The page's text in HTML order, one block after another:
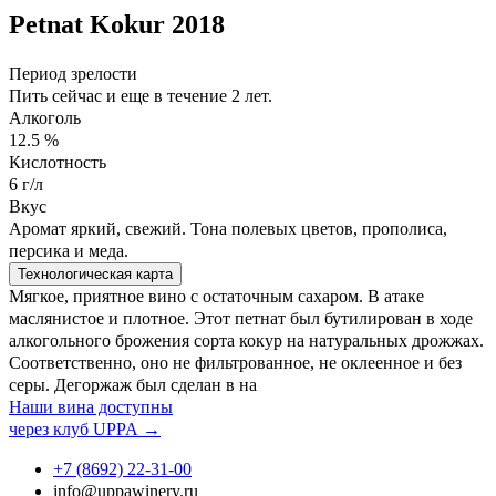
Petnat Kokur 2018
Период зрелости
Пить сейчас и еще в течение 2 лет.
Алкоголь
12.5 %
Кислотность
6 г/л
Вкус
Аромат яркий, свежий. Тона полевых цветов, прополиса,
персика и меда.
Технологическая карта
Мягкое, приятное вино с остаточным сахаром. В атаке
маслянистое и плотное. Этот петнат был бутилирован в ходе
алкогольного брожения сорта кокур на натуральных дрожжах.
Соответственно, оно не фильтрованное, не оклеенное и без
серы. Дегоржаж был сделан в на
Наши вина доступны
через клуб UPPA →
+7 (8692) 22‑31‑00
info@uppawinery.ru